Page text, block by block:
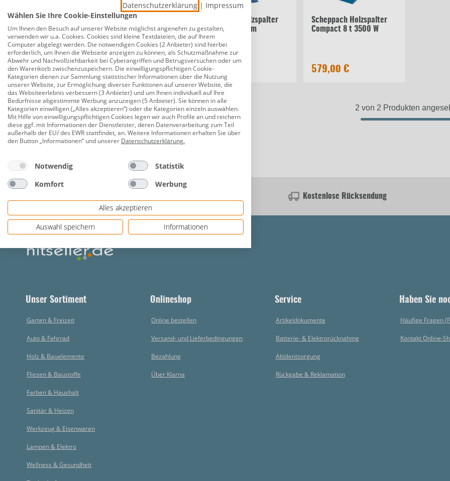
Spezialmaschinen
Scheppach Holzspalter
HL730 7 t 55 cm
UVP: 499,00 €
429,00 €
Scheppach Holzspalter
Compact 8 t 3500 W
579,00 €
2 von 2 Produkten
Kostenlose Rücksendung
Unser Sortiment
Garten & Freizeit
Auto & Fahrrad
Holz & Bauelemente
Fliesen & Baustoffe
Farben & Haushalt
Sanitär & Heizen
Werkzeug & Eisenwaren
Lampen & Elektro
Wellness & Gesundheit
Onlineshop
Online bestellen
Versand- und Lieferbedingungen
Bezahlung
Über Klarna
Service
Artikeldokumente
Batterie- & Elektrorücknahme
Altölentsorgung
Rückgabe & Reklamation
Haben Sie
Häufige Fragen
Kontakt Online-
Datenschutzerklärung | Impressum
Wählen Sie Ihre Cookie-Einstellungen
Um Ihnen den Besuch auf unserer Website möglichst angenehm zu gestalten,
verwenden wir u.a. Cookies. Cookies sind kleine Textdateien, die auf Ihrem
Computer abgelegt werden. Die notwendigen Cookies (2 Anbieter) sind hierbei
erforderlich, um Ihnen die Webseite anzeigen zu können, als Schutzmaßnahme zur
Abwehr und Nachvollziehbarkeit bei Cyberangriffen und Betrugsversuchen oder um
den Warenkorb zwischenzuspeichern. Die einwilligungspflichtigen Cookie-
Kategorien dienen zur Sammlung statistischer Informationen über die Nutzung
unserer Website, zur Ermöglichung diverser Funktionen auf unserer Website, die
das Websiteerlebnis verbessern (3 Anbieter) und um Ihnen individuell auf Ihre
Bedürfnisse abgestimmte Werbung anzuzeigen (5 Anbieter). Sie können in alle
Kategorien einwilligen („Alles akzeptieren“) oder die Kategorien einzeln auswählen.
Mit Hilfe von einwilligungspflichtigen Cookies legen wir auch Profile an und reichern
diese ggf. mit Informationen der Dienstleister, deren Datenverarbeitung zum Teil
außerhalb der EU/ des EWR stattfindet, an. Weitere Informationen erhalten Sie über
den Button „Informationen“ und unserer Datenschutzerklärung.
Notwendig
Statistik
Komfort
Werbung
Alles akzeptieren
Auswahl speichern
Informationen